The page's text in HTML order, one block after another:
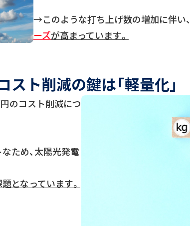
→このような打ち上げ数の増加に伴い、
ーズが高まっています。
スト削減の鍵は「軽量化」
のコスト削減につ
ため、太陽光発電
となっています。